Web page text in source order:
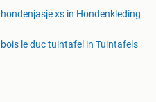
hondenjasje xs in Hondenkleding
bois le duc tuintafel in Tuintafels